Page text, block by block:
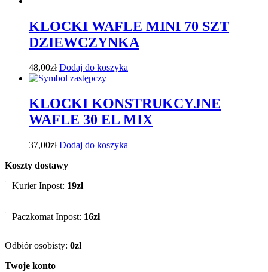
KLOCKI WAFLE MINI 70 SZT
DZIEWCZYNKA
48,00zł Dodaj do koszyka
KLOCKI KONSTRUKCYJNE
WAFLE 30 EL MIX
37,00zł Dodaj do koszyka
Koszty dostawy
Kurier Inpost: 19zł
Paczkomat Inpost: 16zł
Odbiór osobisty: 0zł
Twoje konto